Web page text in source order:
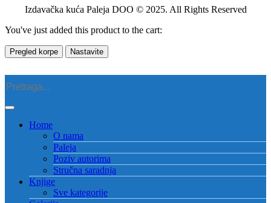
Izdavačka kuća Paleja DOO © 2025. All Rights Reserved
You've just added this product to the cart:
Pregled korpe Nastavite
Home
O nama
Paleja
Poziv autorima
Stručna saradnja
Knjige
Sve kategorije